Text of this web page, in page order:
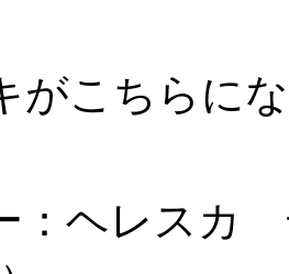
がこちらに
：ヘレスカ